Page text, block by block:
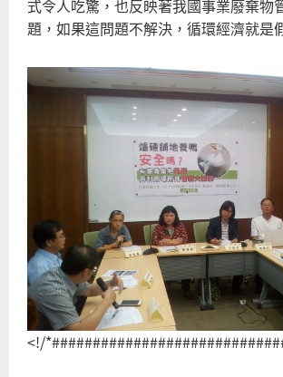
式令人吃驚，也反映著我國事業廢棄物
題，如果這問題不解決，循環經濟就是
<!/